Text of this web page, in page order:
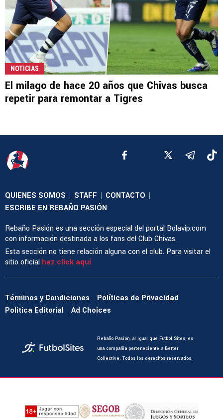
NOTICIAS
El milago de hace 20 años que Chivas busca
repetir para remontar a Tigres
QUIENES SOMOS | STAFF | CONTACTO |
ESCRIBE EN REBAÑO PASIÓN
Rebaño Pasión es una sección especial del portal Bolavip.com
con información destinada a los fans del Club Chivas.
Esta sección no tiene relación alguna con el club. Para visitar el
sitio oficial haz click aquí
Términos y Condiciones
Políticas de Privacidad
Política Editorial
Ad Choices
Rebaño Pasión, al igual que Futbol Sites, es
una compañía perteneciente a Better
Collective. Todos los derechos reservados.